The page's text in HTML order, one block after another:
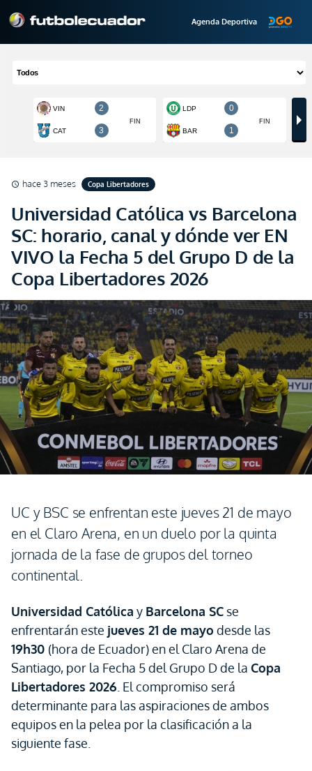
Agenda Deportiva
schedule hace 3 meses Copa Libertadores
Universidad Católica vs Barcelona
SC: horario, canal y dónde ver EN
VIVO la Fecha 5 del Grupo D de la
Copa Libertadores 2026
UC y BSC se enfrentan este jueves 21 de mayo
en el Claro Arena, en un duelo por la quinta
jornada de la fase de grupos del torneo
continental.
Universidad Católica y Barcelona SC se
enfrentarán este jueves 21 de mayo desde las
19h30 (hora de Ecuador) en el Claro Arena de
Santiago, por la Fecha 5 del Grupo D de la Copa
Libertadores 2026 . El compromiso será
determinante para las aspiraciones de ambos
equipos en la pelea por la clasificación a la
siguiente fase.